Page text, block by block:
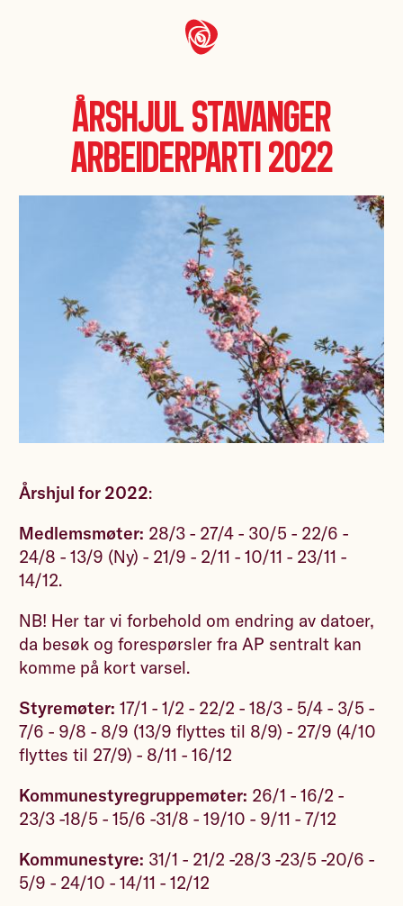
Årshjul Stavanger
Arbeiderparti 2022
Årshjul for 2022:
Medlemsmøter: 28/3 - 27/4 - 30/5 - 22/6 -
24/8 - 13/9 (Ny) - 21/9 - 2/11 - 10/11 - 23/11 -
14/12.
NB! Her tar vi forbehold om endring av datoer,
da besøk og forespørsler fra AP sentralt kan
komme på kort varsel.
Styremøter: 17/1 - 1/2 - 22/2 - 18/3 - 5/4 - 3/5 -
7/6 - 9/8 - 8/9 (13/9 flyttes til 8/9) - 27/9 (4/10
flyttes til 27/9) - 8/11 - 16/12
Kommunestyregruppemøter: 26/1 - 16/2 -
23/3 -18/5 - 15/6 -31/8 - 19/10 - 9/11 - 7/12
Kommunestyre: 31/1 - 21/2 -28/3 -23/5 -20/6 -
5/9 - 24/10 - 14/11 - 12/12